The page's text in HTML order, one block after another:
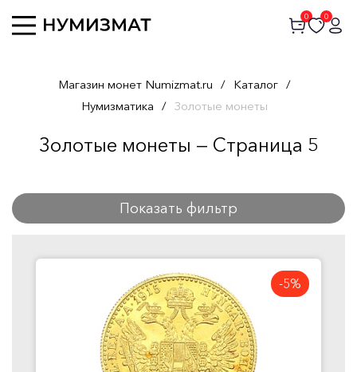
0 0
Магазин монет Numizmat.ru / Каталог /
Нумизматика / Золотые монеты
Золотые монеты — Страница 5
Показать фильтр
-5%